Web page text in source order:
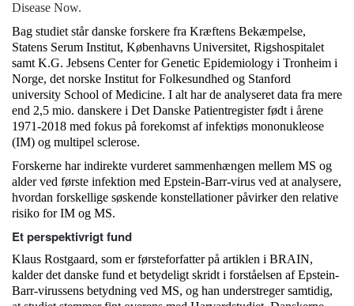
Disease Now.
Bag studiet står danske forskere fra Kræftens Bekæmpelse,
Statens Serum Institut, Københavns Universitet, Rigshospitalet
samt K.G. Jebsens Center for Genetic Epidemiology i Tronheim i
Norge, det norske Institut for Folkesundhed og Stanford
university School of Medicine. I alt har de analyseret data fra mere
end 2,5 mio. danskere i Det Danske Patientregister født i årene
1971-2018 med fokus på forekomst af infektiøs mononukleose
(IM) og multipel sclerose.
Forskerne har indirekte vurderet sammenhængen mellem MS og
alder ved første infektion med Epstein-Barr-virus ved at analysere,
hvordan forskellige søskende konstellationer påvirker den relative
risiko for IM og MS.
Et perspektivrigt fund
Klaus Rostgaard, som er førsteforfatter på artiklen i BRAIN,
kalder det danske fund et betydeligt skridt i forståelsen af Epstein-
Barr-virussens betydning ved MS, og han understreger samtidig,